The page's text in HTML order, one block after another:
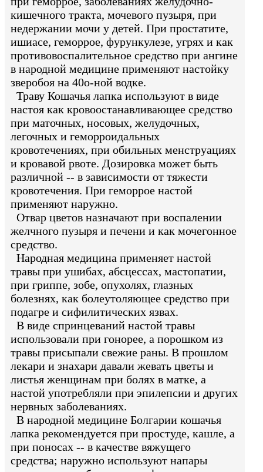
кишечного тракта, мочевого пузыря, при
недержании мочи у детей. При простатите,
ишиасе, геморрое, фурункулезе, угрях и как
противовоспалительное средство при ангине
в народной медицине применяют настойку
зверобоя на 40о-ной водке.
Траву Кошачья лапка используют в виде
настоя как кровоостанавливающее средство
при маточных, носовых, желудочных,
легочных и геморроидальных
кровотечениях, при обильных менструациях
и кровавой рвоте. Дозировка может быть
различной -- в зависимости от тяжести
кровотечения. При геморрое настой
применяют наружно.
Отвар цветов назначают при воспалении
желчного пузыря и печени и как мочегонное
средство.
Народная медицина применяет настой
травы при ушибах, абсцессах, мастопатии,
при гриппе, зобе, опухолях, глазных
болезнях, как болеутоляющее средство при
подагре и сифилитических язвах.
В виде спринцеваний настой травы
использовали при гонорее, а порошком из
травы присыпали свежие раны. В прошлом
лекари и знахари давали жевать цветы и
листья женщинам при болях в матке, а
настой употребляли при эпилепсии и других
нервных заболеваниях.
В народной медицине Болгарии кошачья
лапка рекомендуется при простуде, кашле, а
при поносах -- в качестве вяжущего
средства; наружно используют напары